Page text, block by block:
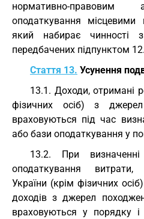
нормативно-
оподаткування
який набирає чинності
передбачених підпунктом
Стаття 13. Усунення
13.1. Доходи, отримані
фізичних осіб) з
враховуються під час
або бази оподаткування у
13.2. При
оподаткування витрати,
України (крім фізичних
доходів з джерел
враховуються у порядку і